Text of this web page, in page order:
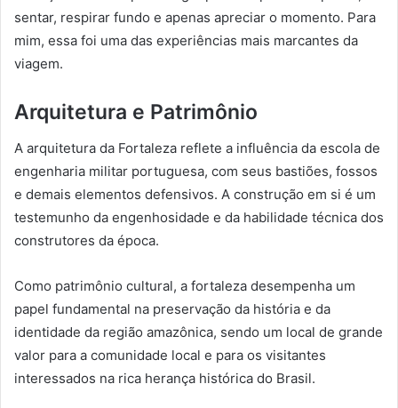
sentar, respirar fundo e apenas apreciar o momento. Para
mim, essa foi uma das experiências mais marcantes da
viagem.
Arquitetura e Patrimônio
A arquitetura da Fortaleza reflete a influência da escola de
engenharia militar portuguesa, com seus bastiões, fossos
e demais elementos defensivos. A construção em si é um
testemunho da engenhosidade e da habilidade técnica dos
construtores da época.
Como patrimônio cultural, a fortaleza desempenha um
papel fundamental na preservação da história e da
identidade da região amazônica, sendo um local de grande
valor para a comunidade local e para os visitantes
interessados na rica herança histórica do Brasil.